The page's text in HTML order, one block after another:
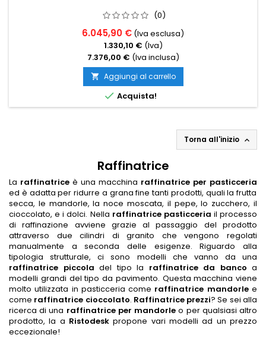
(0)
6.045,90 € (Iva esclusa)
1.330,10 € (Iva)
7.376,00 € (Iva inclusa)
 Aggiungi al carrello
 Acquista!
Torna all'inizio 
Raffinatrice
La raffinatrice è una macchina raffinatrice per pasticceria
ed è adatta per ridurre a grana fine tanti prodotti, quali la frutta
secca, le mandorle, la noce moscata, il pepe, lo zucchero, il
cioccolato, e i dolci. Nella raffinatrice pasticceria il processo
di raffinazione avviene grazie al passaggio del prodotto
attraverso due cilindri di granito che vengono regolati
manualmente a seconda delle esigenze. Riguardo alla
tipologia strutturale, ci sono modelli che vanno da una
raffinatrice piccola del tipo la raffinatrice da banco a
modelli grandi del tipo da pavimento. Questa macchina viene
molto utilizzata in pasticceria come raffinatrice mandorlee
come raffinatrice cioccolato. Raffinatrice prezzi? Se sei alla
ricerca di una raffinatrice per mandorle o per qualsiasi altro
prodotto, la a Ristodesk propone vari modelli ad un prezzo
eccezionale!